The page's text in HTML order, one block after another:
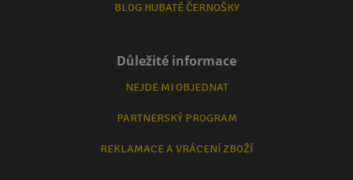
BLOG HUBATÉ ČERNOŠKY
Důležité informace
NEJDE MI OBJEDNAT
PARTNERSKÝ PROGRAM
REKLAMACE A VRÁCENÍ ZBOŽÍ